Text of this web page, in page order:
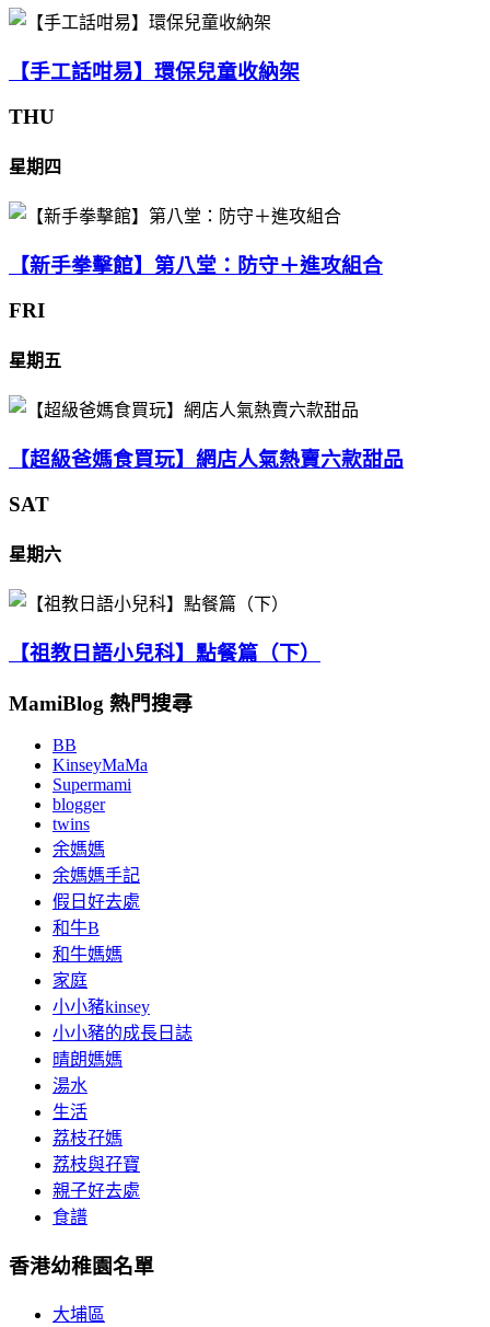
【手工話咁易】環保兒童收納架
THU
星期四
【新手拳擊館】第八堂：防守＋進攻組合
FRI
星期五
【超級爸媽食買玩】網店人氣熱賣六款甜品
SAT
星期六
【祖教日語小兒科】點餐篇（下）
MamiBlog 熱門搜尋
BB
KinseyMaMa
Supermami
blogger
twins
余媽媽
余媽媽手記
假日好去處
和牛B
和牛媽媽
家庭
小小豬kinsey
小小豬的成長日誌
晴朗媽媽
湯水
生活
荔枝孖媽
荔枝與孖寶
親子好去處
食譜
香港幼稚園名單
大埔區